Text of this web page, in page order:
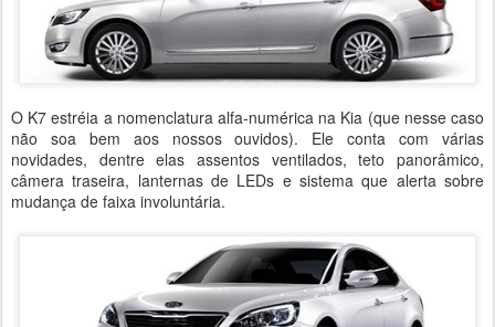
O K7 estréia a nomenclatura alfa-numérica na Kia (que nesse caso
não soa bem aos nossos ouvidos). Ele conta com várias
novidades, dentre elas assentos ventilados, teto panorâmico,
câmera traseira, lanternas de LEDs e sistema que alerta sobre
mudança de faixa involuntária.